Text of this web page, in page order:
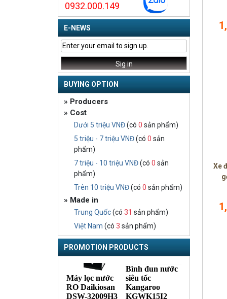
0932.000.149
E-NEWS
BUYING OPTION
» Producers
» Cost
Dưới 5 triệu VNĐ(có 0 sản phẩm)
5 triệu - 7 triệu VNĐ(có 0 sản
phẩm)
7 triệu - 10 triệu VNĐ(có 0 sản
phẩm)
Trên 10 triệu VNĐ(có 0 sản phẩm)
» Made in
Trung Quốc(có 31 sản phẩm)
Việt Nam (có 3 sản phẩm)
PROMOTION PRODUCTS
Xe